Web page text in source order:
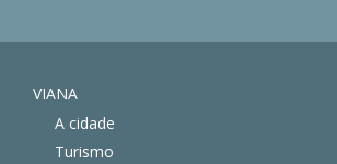
VIANA
A cidade
Turismo